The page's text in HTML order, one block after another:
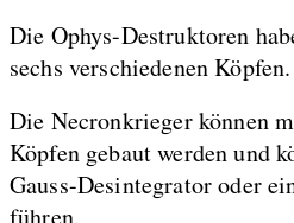
Die Ophys-Destruktoren
sechs verschiedenen Köpfen.
Die Necronkrieger können
Köpfen gebaut werden und
Gauss-Desintegrator oder